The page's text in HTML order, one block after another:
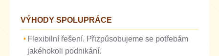
VÝHODY SPOLUPRÁCE
Flexibilní řešení. Přizpůsobujeme se potřebám
jakéhokoli podnikání.